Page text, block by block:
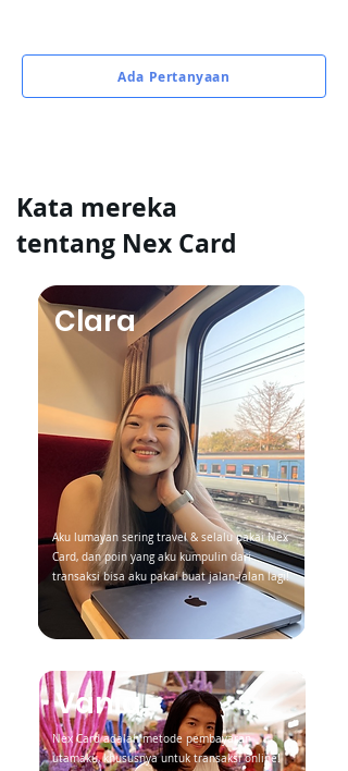
Ada Pertanyaan
Kata mereka
tentang Nex Card
Aku lumayan sering travel & selalu pakai Nex
Card, dan poin yang aku kumpulin dari
transaksi bisa aku pakai buat jalan-jalan lagi!
Clara
Vania
Nex Card adalah metode pembayaran
utamaku, khususnya untuk transaksi online!